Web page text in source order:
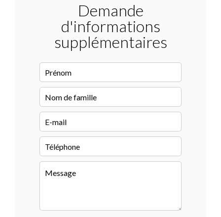
Demande
d'informations
supplémentaires